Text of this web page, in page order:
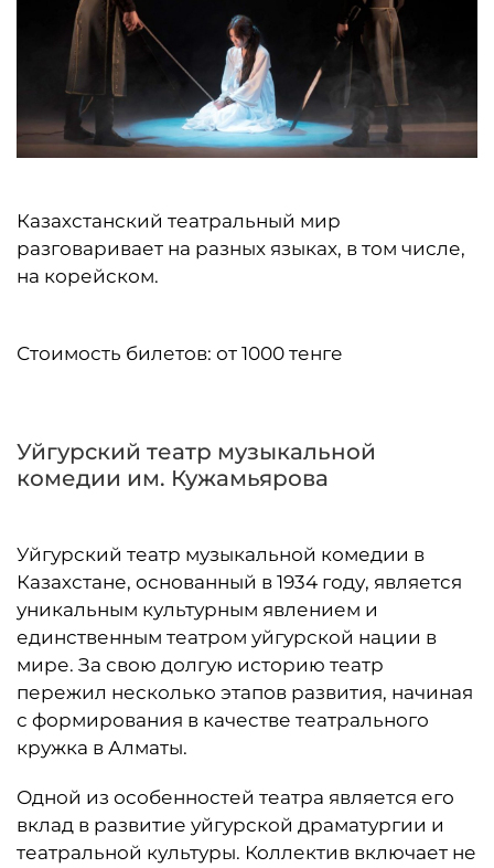
Казахстанский театральный мир
разговаривает на разных языках, в том числе,
на корейском.
Стоимость билетов: от 1000 тенге
Уйгурский театр музыкальной
комедии им. Кужамьярова
Уйгурский театр музыкальной комедии в
Казахстане, основанный в 1934 году, является
уникальным культурным явлением и
единственным театром уйгурской нации в
мире. За свою долгую историю театр
пережил несколько этапов развития, начиная
с формирования в качестве театрального
кружка в Алматы.
Одной из особенностей театра является его
вклад в развитие уйгурской драматургии и
театральной культуры. Коллектив включает не